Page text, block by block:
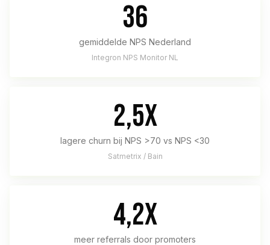
36
gemiddelde NPS Nederland
Integron NPS Monitor NL
2,5x
lagere churn bij NPS >70 vs NPS <30
Satmetrix / Bain
4,2x
meer referrals door promoters